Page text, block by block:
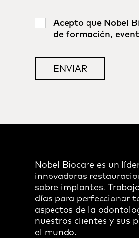
Acepto que Nobel
de formación,
Nobel Biocare es un
innovadoras
sobre implantes.
días para perfeccionar
aspectos de la
nuestros clientes y sus
el mundo.